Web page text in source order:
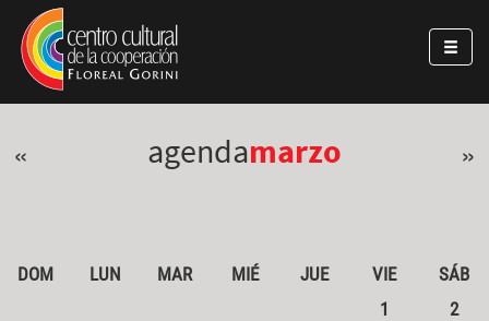
Pasar al contenido principal
Jump to main content
« agendamarzo »
DOM LUN MAR MIÉ JUE VIE
SÁB
1
2